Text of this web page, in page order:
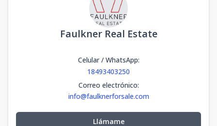
Faulkner Real Estate
Celular / WhatsApp:
18493403250
Correo electrónico:
info@faulknerforsale.com
Llámame